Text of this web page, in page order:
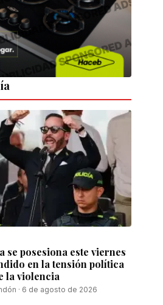
se posesiona este viernes
en la tensión política
la violencia
· 6 de agosto de 2026